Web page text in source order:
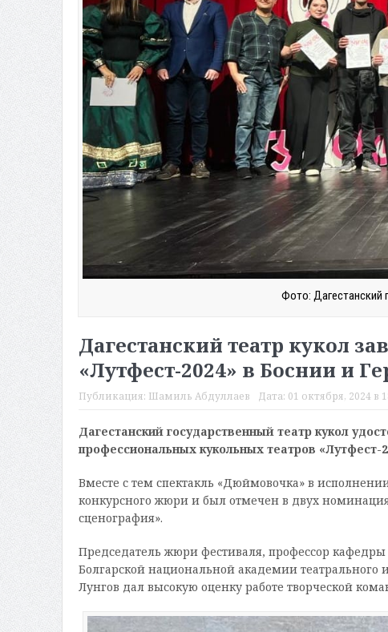
Фото: Дагестанский
Дагестанский театр кукол
«Лутфест-2024» в Боснии и
Публикация: Шамиль Абдуллаев Дата: 01 октября, 2024 в
Дагестанский государственный театр кукол
профессиональных кукольных театров «Лутфест-
Вместе с тем спектакль «Дюймовочка» в
конкурсного жюри и был отмечен в двух
сценография».
Председатель жюри фестиваля, профессор кафедры
Болгарской национальной академии
Лунгов дал высокую оценку работе творческой